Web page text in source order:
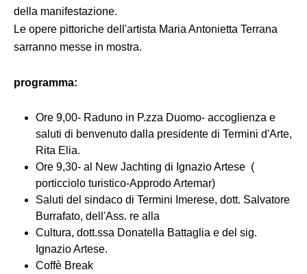
della manifestazione.
Le opere pittoriche dell'artista Maria Antonietta Terrana
sarranno messe in mostra.
programma:
Ore 9,00- Raduno in P.zza Duomo- accoglienza e
saluti di benvenuto dalla presidente di Termini d'Arte,
Rita Elia.
Ore 9,30- al New Jachting di Ignazio Artese (
porticciolo turistico-Approdo Artemar)
Saluti del sindaco di Termini Imerese, dott. Salvatore
Burrafato, dell'Ass. re alla
Cultura, dott.ssa Donatella Battaglia e del sig.
Ignazio Artese.
Coffè Break